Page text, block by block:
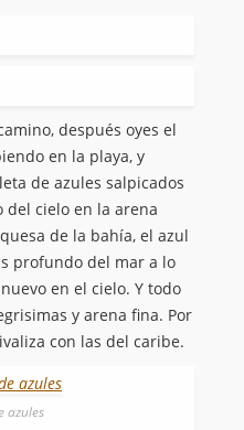
después oyes el
en la playa, y
de azules salpicados
del cielo en la arena
de la bahía, el azul
profundo del mar a lo
en el cielo. Y todo
y arena fina. Por
con las del caribe.
azules